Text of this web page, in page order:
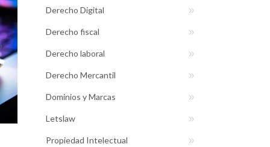
Derecho Digital
Derecho fiscal
Derecho laboral
Derecho Mercantil
Dominios y Marcas
Letslaw
Propiedad Intelectual